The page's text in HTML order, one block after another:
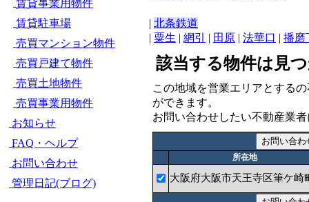
賃貸事業用物件
賃貸駐車場
売買マンション物件
売買戸建て物件
売買土地物件
売買事業用物件
お知らせ
FAQ・ヘルプ
お問い合わせ
管理日記(ブログ)
| 北条鉄道
| 粟生 | 網引 | 田原 | 法華口 | 播磨
該当する物件は見
この地域を営業エリアとする
ができます。
お問い合わせしたい不動産業
所在地
大阪府大阪市天王寺区筆ケ崎